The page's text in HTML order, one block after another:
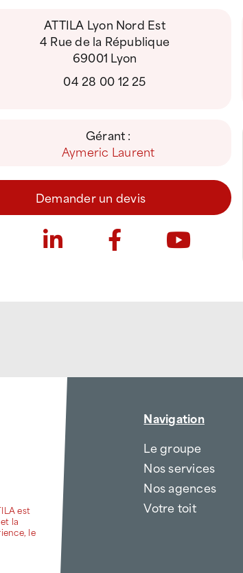
ATTILA Lyon Nord Est
4 Rue de la République
69001 Lyon
04 28 00 12 25
Gérant :
Aymeric Laurent
Demander un devis
est
la
le
Navigation
Le groupe
Nos services
Nos agences
Votre toit